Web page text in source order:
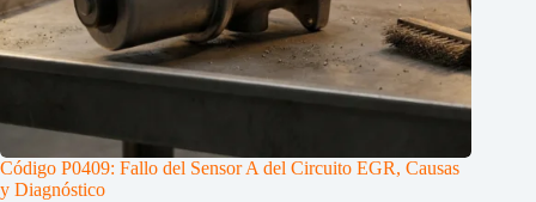
Código P0409: Fallo del Sensor A del Circuito EGR, Causas
y Diagnóstico